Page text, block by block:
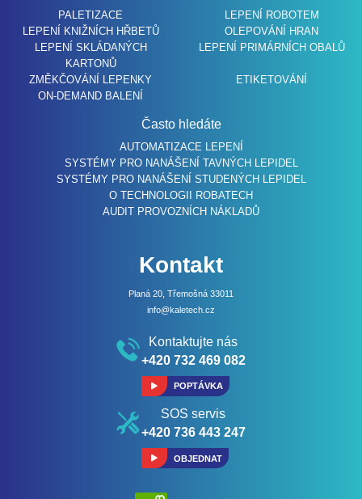
PALETIZACE
LEPENÍ ROBOTEM
LEPENÍ KNIŽNÍCH HŘBETŮ
OLEPOVÁNÍ HRAN
LEPENÍ SKLÁDANÝCH
KARTONŮ
LEPENÍ PRIMÁRNÍCH OBALŮ
ZMĚKČOVÁNÍ LEPENKY
ETIKETOVÁNÍ
ON-DEMAND BALENÍ
Často hledáte
AUTOMATIZACE LEPENÍ
SYSTÉMY PRO NANÁŠENÍ TAVNÝCH LEPIDEL
SYSTÉMY PRO NANÁŠENÍ STUDENÝCH LEPIDEL
O TECHNOLOGII ROBATECH
AUDIT PROVOZNÍCH NÁKLADŮ
Kontakt
Planá 20, Třemošná 33011
info@kaletech.cz
Kontaktujte nás
+420 732 469 082
POPTÁVKA
SOS servis
+420 736 443 247
OBJEDNAT